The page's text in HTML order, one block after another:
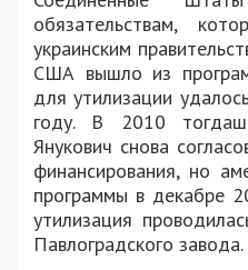
обязательствам,
украинским
США вышло из
для утилизации
году. В 2010
Янукович снова
финансирования, но
программы в декабре
утилизация
Павлоградского завода.